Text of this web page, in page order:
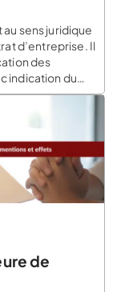
au sens juridique
d’entreprise. Il
des
indication du
ou des
de la
coût […]
de